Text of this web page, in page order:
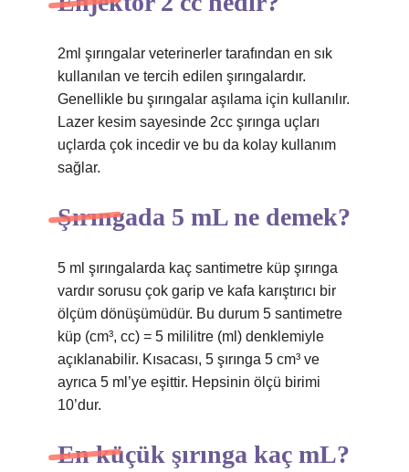
2ml şırıngalar veterinerler tarafından en sık
kullanılan ve tercih edilen şırıngalardır.
Genellikle bu şırıngalar aşılama için kullanılır.
Lazer kesim sayesinde 2cc şırınga uçları
uçlarda çok incedir ve bu da kolay kullanım
sağlar.
Şırıngada 5 mL ne demek?
5 ml şırıngalarda kaç santimetre küp şırınga
vardır sorusu çok garip ve kafa karıştırıcı bir
ölçüm dönüşümüdür. Bu durum 5 santimetre
küp (cm³, cc) = 5 mililitre (ml) denklemiyle
açıklanabilir. Kısacası, 5 şırınga 5 cm³ ve
ayrıca 5 ml’ye eşittir. Hepsinin ölçü birimi
10’dur.
En küçük şırınga kaç mL?